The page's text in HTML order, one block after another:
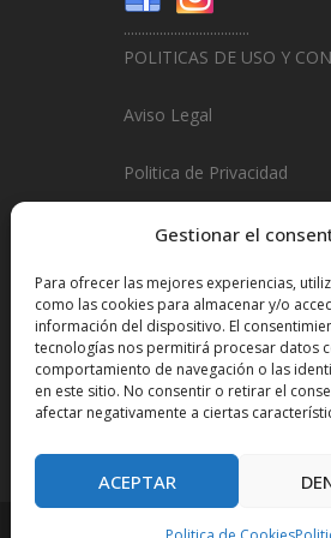
Gestionar el
Para ofrecer las mejores experiencias,
como las cookies para almacenar y/o
información del dispositivo. El
tecnologías nos permitirá procesar datos
comportamiento de navegación o las
en este sitio. No consentir o retirar el
afectar negativamente a ciertas
ACEPTAR
...................................
POLITICAS DE USO Y
Aviso Legal
Politica de Privacidad
Politica de Cookies
Design & Promotions By